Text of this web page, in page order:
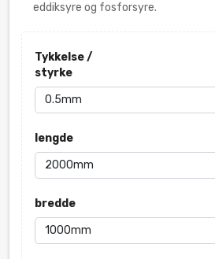
eddiksyre og fosforsyre.
Tykkelse /
styrke
lengde
bredde